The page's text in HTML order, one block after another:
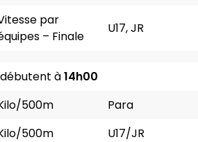
par
– Finale
U17, JR
à14h00
500m
Para
500m
U17/JR